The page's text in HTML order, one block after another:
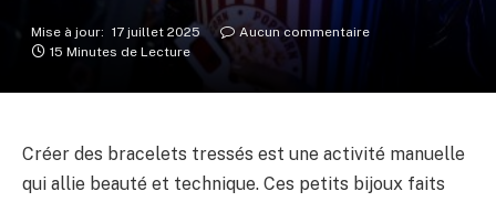
Mise à jour: 17 juillet 2025
Aucun commentaire
15 Minutes de Lecture
Créer des bracelets tressés est une activité manuelle
qui allie beauté et technique. Ces petits bijoux faits